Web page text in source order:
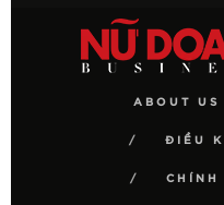
ABOUT US
ĐIỀU
CHÍNH